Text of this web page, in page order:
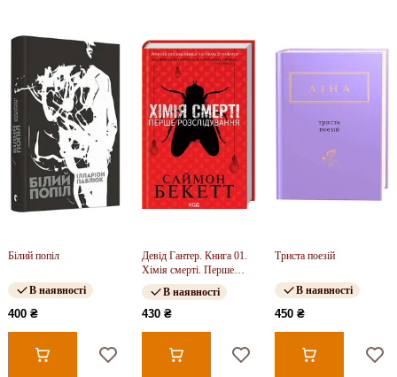
Білий попіл
В наявності
400 ₴
Девід Гантер. Книга 01.
Хімія смерті. Перше
розслідування
В наявності
430 ₴
Триста поезій
В наявності
450 ₴